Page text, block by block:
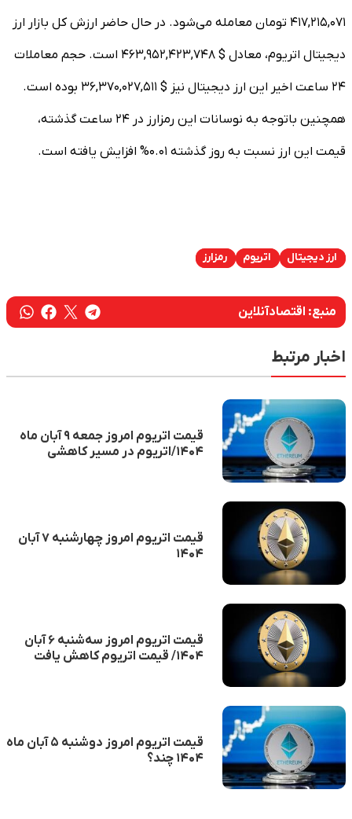
۴۱۷,۲۱۵,۰۷۱ تومان معامله می‌شود. در حال حاضر ارزش کل بازار ارز
دیجیتال اتریوم، معادل $ ۴۶۳,۹۵۲,۴۲۳,۷۴۸ است. حجم معاملات
۲۴ ساعت اخیر این ارز دیجیتال نیز $ ۳۶,۳۷۰,۰۲۷,۵۱۱ بوده است.
همچنین باتوجه به نوسانات این رمزارز در ۲۴ ساعت گذشته،
قیمت این ارز نسبت به روز گذشته ۰.۰۱% افزایش یافته است.
ارز دیجیتال اتریوم رمزارز
منبع: اقتصادآنلاین
اخبار مرتبط
قیمت اتریوم امروز جمعه ۹ آبان ماه
۱۴۰۴/اتریوم در مسیر کاهشی
قیمت اتریوم امروز چهارشنبه ۷ آبان
۱۴۰۴
قیمت اتریوم امروز سه‌شنبه ۶ آبان
۱۴۰۴/ قیمت اتریوم کاهش یافت
قیمت اتریوم امروز دوشنبه ۵ آبان ماه
۱۴۰۴ چند؟